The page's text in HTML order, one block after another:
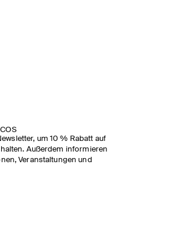
um 10 % Rabatt auf
Außerdem informieren
Veranstaltungen und